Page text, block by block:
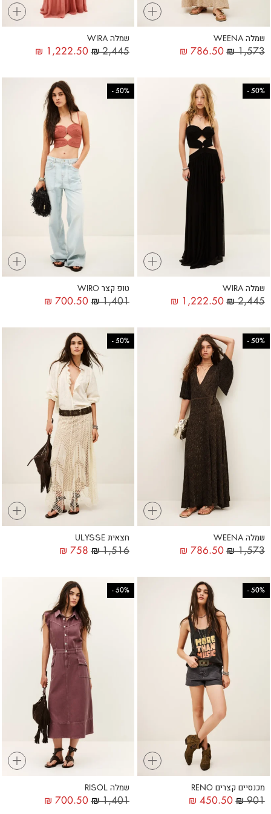
+
שמלה WEENA
₪1,573
₪ 786.50
+
שמלה WIRA
₪2,445
₪ 1,222.50
+
50%
-
שמלה WIRA
₪2,445
₪ 1,222.50
+
50%
-
טופ קצר WIRO
₪1,401
₪ 700.50
+
50%
-
שמלה WEENA
₪1,573
₪ 786.50
+
50%
-
חצאית ULYSSE
₪1,516
₪ 758
+
50%
-
מכנסיים קצרים RENO
₪901
₪ 450.50
+
50%
-
שמלה RISOL
₪1,401
₪ 700.50